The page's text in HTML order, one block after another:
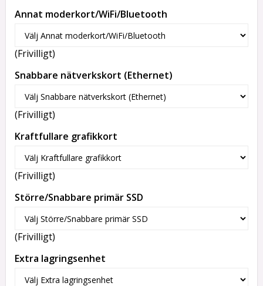
Annat moderkort/WiFi/Bluetooth
(Frivilligt)
Snabbare nätverkskort (Ethernet)
(Frivilligt)
Kraftfullare grafikkort
(Frivilligt)
Större/Snabbare primär SSD
(Frivilligt)
Extra lagringsenhet